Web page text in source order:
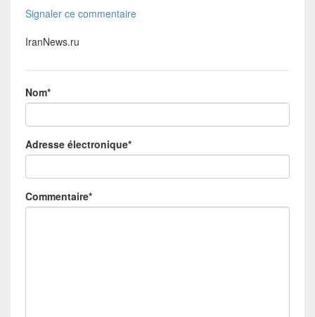
Signaler ce commentaire
IranNews.ru
Nom*
Adresse électronique*
Commentaire*